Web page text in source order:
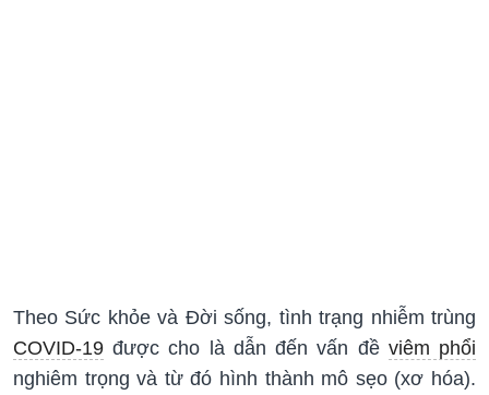
Theo Sức khỏe và Đời sống, tình trạng nhiễm trùng
COVID-19 được cho là dẫn đến vấn đề viêm phổi
nghiêm trọng và từ đó hình thành mô sẹo (xơ hóa).